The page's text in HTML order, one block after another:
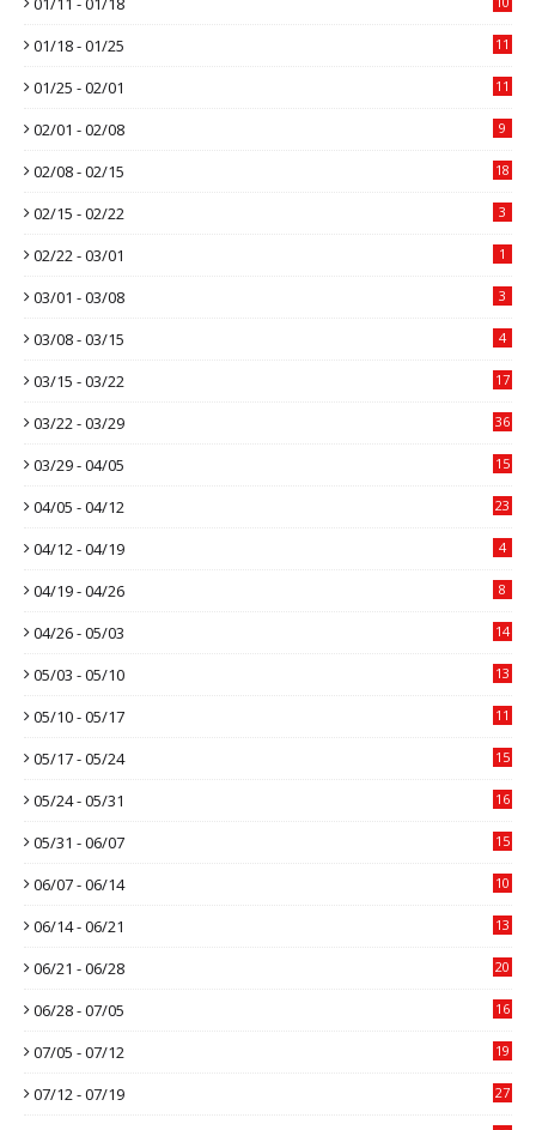
01/18 - 01/25 11
01/25 - 02/01 11
02/01 - 02/08 9
02/08 - 02/15 18
02/15 - 02/22 3
02/22 - 03/01 1
03/01 - 03/08 3
03/08 - 03/15 4
03/15 - 03/22 17
03/22 - 03/29 36
03/29 - 04/05 15
04/05 - 04/12 23
04/12 - 04/19 4
04/19 - 04/26 8
04/26 - 05/03 14
05/03 - 05/10 13
05/10 - 05/17 11
05/17 - 05/24 15
05/24 - 05/31 16
05/31 - 06/07 15
06/07 - 06/14 10
06/14 - 06/21 13
06/21 - 06/28 20
06/28 - 07/05 16
07/05 - 07/12 19
07/12 - 07/19 27